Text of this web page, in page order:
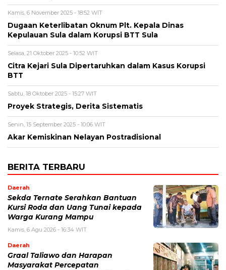
Kamis, 6 November 2025 - 18:52 WIT
Dugaan Keterlibatan Oknum Plt. Kepala Dinas
Kepulauan Sula dalam Korupsi BTT Sula
Selasa, 21 Oktober 2025 - 10:52 WIT
Citra Kejari Sula Dipertaruhkan dalam Kasus Korupsi
BTT
Sabtu, 18 Oktober 2025 - 15:27 WIT
Proyek Strategis, Derita Sistematis
Senin, 15 September 2025 - 10:06 WIT
Akar Kemiskinan Nelayan Postradisional
BERITA TERBARU
Daerah
Sekda Ternate Serahkan Bantuan
Kursi Roda dan Uang Tunai kepada
Warga Kurang Mampu
Kamis, 6 Agu 2026 - 16:34 WIT
Daerah
Graal Taliawo dan Harapan
Masyarakat Percepatan